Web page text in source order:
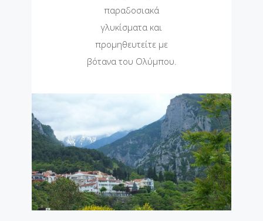
παραδοσιακά
γλυκίσματα και
προμηθευτείτε με
βότανα του Ολύμπου.